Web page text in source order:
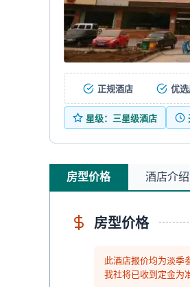
正规酒店 优
星级：三星级酒店
房型价格 酒店介绍
房型价格
此酒店报价均为淡季
我社将已收到定金为